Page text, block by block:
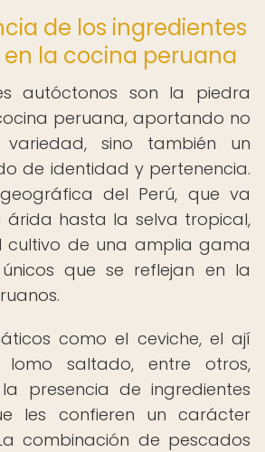
de los ingredientes
la cocina peruana
autóctonos son la piedra
peruana, aportando no
sino también un
de identidad y pertenencia.
del Perú, que va
hasta la selva tropical,
cultivo de una amplia gama
que se reflejan en la
como el ceviche, el ají
saltado, entre otros,
presencia de ingredientes
les confieren un carácter
combinación de pescados